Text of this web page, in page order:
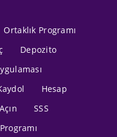
Ortaklık Programı
Depozito
Hesap
SSS